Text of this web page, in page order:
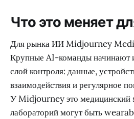
Что это меняет
Для рынка ИИ Midjourney
Крупные AI-команды начинают
слой контроля: данные,
взаимодействия и регулярное
У Midjourney это медицинский
лабораторий могут быть